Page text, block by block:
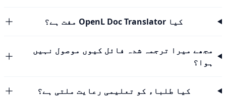
کیا OpenL Doc Translator مفت ہے؟
مجھے میرا ترجمہ شدہ فائل کیوں موصول نہیں
ہوا؟
کیا طلباء کو تعلیمی رعایت ملتی ہے؟